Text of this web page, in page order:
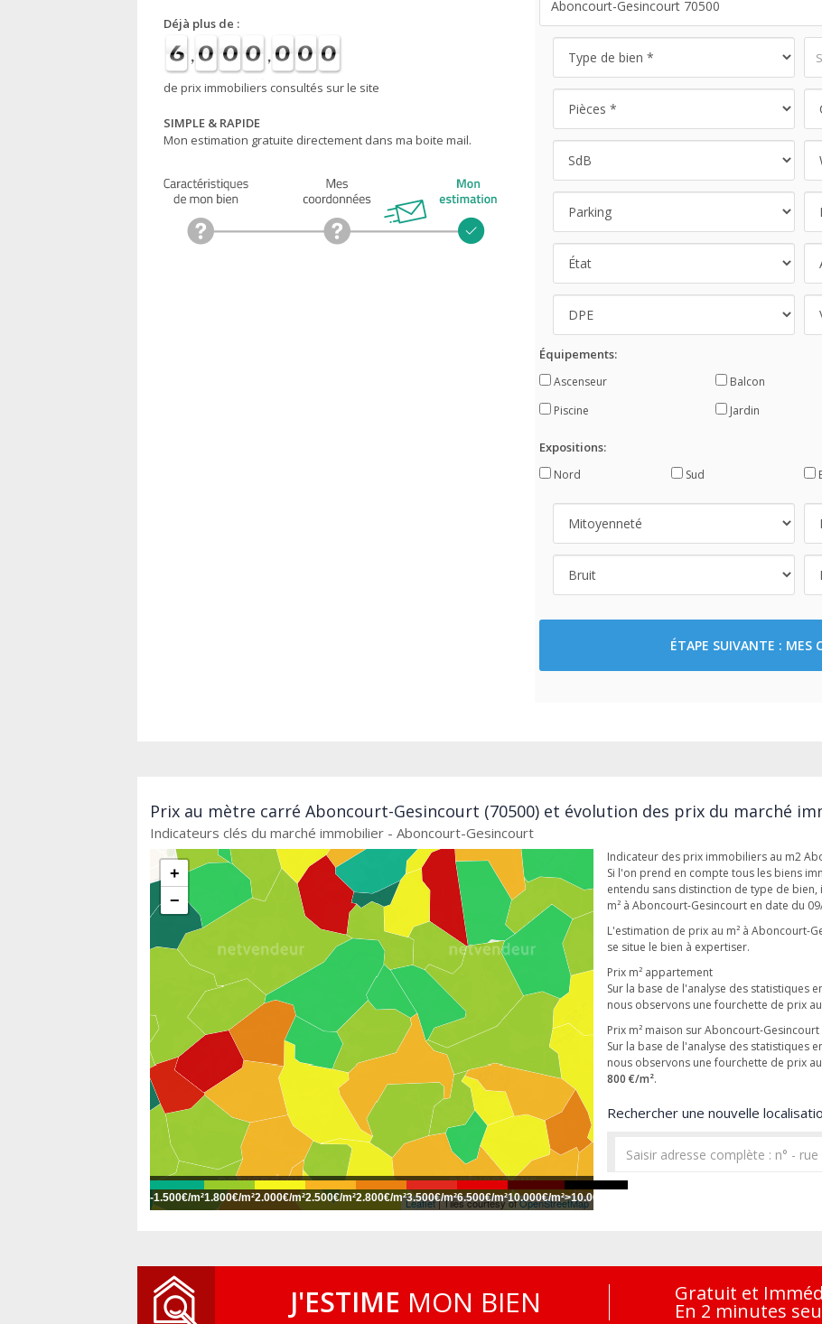
Déjà plus de :
de prix immobiliers consultés sur le site
SIMPLE & RAPIDE
Mon estimation gratuite directement dans ma boite mail.
Équipements:
Ascenseur Balcon
Piscine
Jardin
Expositions:
Nord Sud
ÉTAPE SUIVANTE : MES
Prix au mètre carré Aboncourt-Gesincourt (70500) et évolution des prix du marché
Indicateurs clés du marché immobilier - Aboncourt-Gesincourt
+
−
Leaflet| Tiles courtesy ofOpenStreetMap
-1.500€/m²1.800€/m²2.000€/m²2.500€/m²2.800€/m²3.500€/m²6.500€/m²10.000€/m²>10.000€/m²
Indicateur des prix immobiliers au m2
Si l'on prend en compte tous les biens
entendu sans distinction de type de
m² à Aboncourt-Gesincourt en date du
L'estimation de prix au m² à Aboncourt-
se situe le bien à expertiser.
Prix m² appartement
Sur la base de l'analyse des statistiques
nous observons une fourchette de prix
Prix m² maison sur Aboncourt-Gesincourt
Sur la base de l'analyse des statistiques
nous observons une fourchette de prix
800 €/m².
Rechercher une nouvelle
J'ESTIME MON BIEN Gratuit et
En 2 minutes